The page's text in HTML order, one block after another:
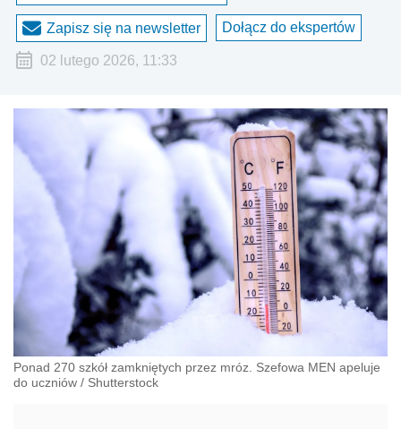
Zapisz się na newsletter Dołącz do ekspertów
02 lutego 2026, 11:33
Ponad 270 szkół zamkniętych przez mróz. Szefowa MEN apeluje
do uczniów / Shutterstock